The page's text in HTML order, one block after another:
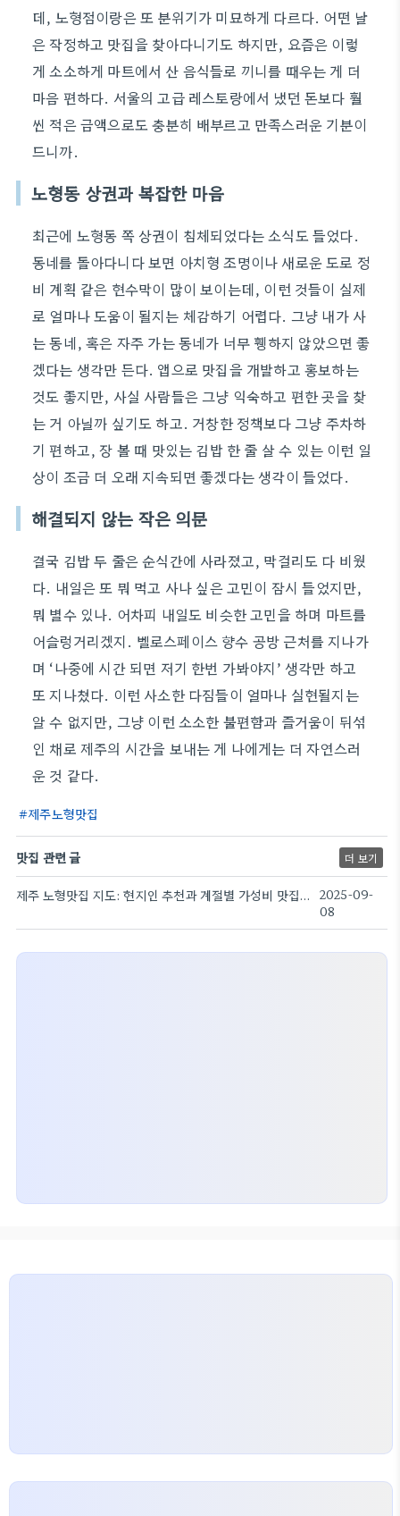
데, 노형점이랑은 또 분위기가 미묘하게 다르다. 어떤 날
은 작정하고 맛집을 찾아다니기도 하지만, 요즘은 이렇
게 소소하게 마트에서 산 음식들로 끼니를 때우는 게 더
마음 편하다. 서울의 고급 레스토랑에서 냈던 돈보다 훨
씬 적은 금액으로도 충분히 배부르고 만족스러운 기분이
드니까.
노형동 상권과 복잡한 마음
최근에 노형동 쪽 상권이 침체되었다는 소식도 들었다.
동네를 돌아다니다 보면 아치형 조명이나 새로운 도로 정
비 계획 같은 현수막이 많이 보이는데, 이런 것들이 실제
로 얼마나 도움이 될지는 체감하기 어렵다. 그냥 내가 사
는 동네, 혹은 자주 가는 동네가 너무 휑하지 않았으면 좋
겠다는 생각만 든다. 앱으로 맛집을 개발하고 홍보하는
것도 좋지만, 사실 사람들은 그냥 익숙하고 편한 곳을 찾
는 거 아닐까 싶기도 하고. 거창한 정책보다 그냥 주차하
기 편하고, 장 볼 때 맛있는 김밥 한 줄 살 수 있는 이런 일
상이 조금 더 오래 지속되면 좋겠다는 생각이 들었다.
해결되지 않는 작은 의문
결국 김밥 두 줄은 순식간에 사라졌고, 막걸리도 다 비웠
다. 내일은 또 뭐 먹고 사나 싶은 고민이 잠시 들었지만,
뭐 별수 있나. 어차피 내일도 비슷한 고민을 하며 마트를
어슬렁거리겠지. 벨로스페이스 향수 공방 근처를 지나가
며 ‘나중에 시간 되면 저기 한번 가봐야지’ 생각만 하고
또 지나쳤다. 이런 사소한 다짐들이 얼마나 실현될지는
알 수 없지만, 그냥 이런 소소한 불편함과 즐거움이 뒤섞
인 채로 제주의 시간을 보내는 게 나에게는 더 자연스러
운 것 같다.
제주노형맛집
맛집 관련 글 더 보기
제주 노형맛집 지도: 현지인 추천과 계절별 가성비 맛집 탐험기
2025-09-
08